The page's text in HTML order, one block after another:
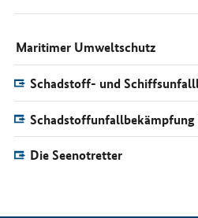
Maritimer Umweltschutz
Schadstoff- und
Schadstoffunfallbekämpfung
Die Seenotretter